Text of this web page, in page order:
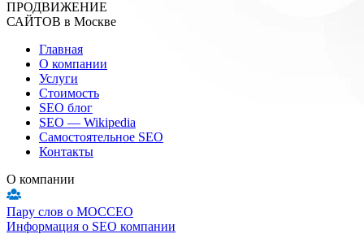
ПРОДВИЖЕНИЕ
САЙТОВ в Москве
Главная
О компании
Услуги
Стоимость
SEO блог
SEO — Wikipedia
Самостоятельное SEO
Контакты
О компании
Пару слов о МОССЕО
Информация о SEO компании